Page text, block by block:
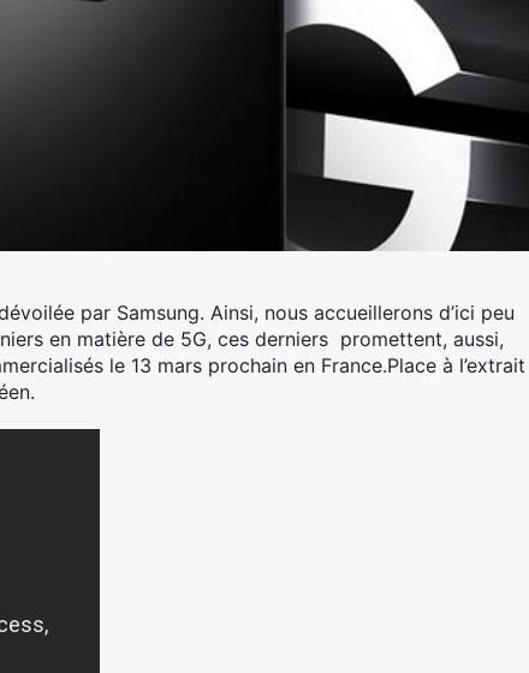
par Samsung. Ainsi, nous accueillerons d’ici peu
en matière de 5G, ces derniers promettent, aussi,
le 13 mars prochain en France.Place à l’extrait